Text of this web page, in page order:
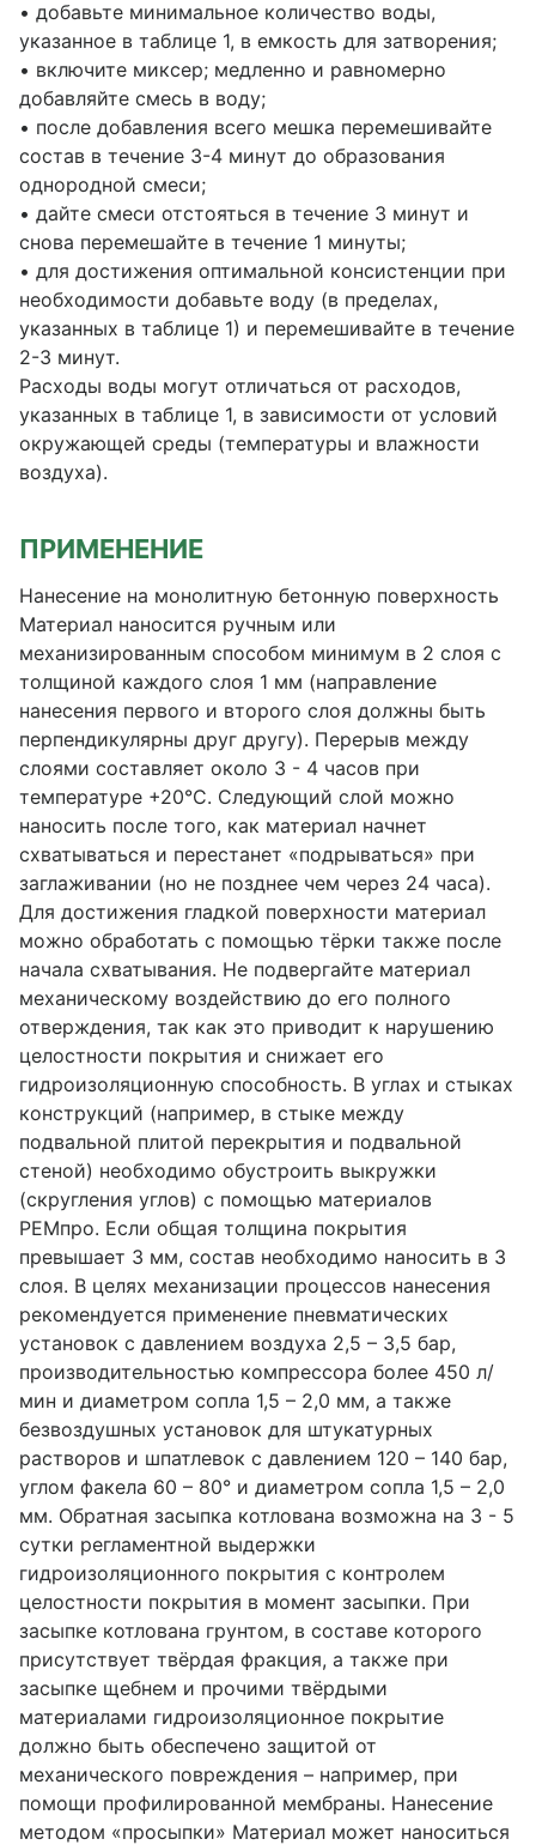
• добавьте минимальное количество воды,
указанное в таблице 1, в емкость для затворения;
• включите миксер; медленно и равномерно
добавляйте смесь в воду;
• после добавления всего мешка перемешивайте
состав в течение 3-4 минут до образования
однородной смеси;
• дайте смеси отстояться в течение 3 минут и
снова перемешайте в течение 1 минуты;
• для достижения оптимальной консистенции при
необходимости добавьте воду (в пределах,
указанных в таблице 1) и перемешивайте в течение
2-3 минут.
Расходы воды могут отличаться от расходов,
указанных в таблице 1, в зависимости от условий
окружающей среды (температуры и влажности
воздуха).
ПРИМЕНЕНИЕ
Нанесение на монолитную бетонную поверхность
Материал наносится ручным или
механизированным способом минимум в 2 слоя с
толщиной каждого слоя 1 мм (направление
нанесения первого и второго слоя должны быть
перпендикулярны друг другу). Перерыв между
слоями составляет около 3 - 4 часов при
температуре +20°С. Следующий слой можно
наносить после того, как материал начнет
схватываться и перестанет «подрываться» при
заглаживании (но не позднее чем через 24 часа).
Для достижения гладкой поверхности материал
можно обработать с помощью тёрки также после
начала схватывания. Не подвергайте материал
механическому воздействию до его полного
отверждения, так как это приводит к нарушению
целостности покрытия и снижает его
гидроизоляционную способность. В углах и стыках
конструкций (например, в стыке между
подвальной плитой перекрытия и подвальной
стеной) необходимо обустроить выкружки
(скругления углов) с помощью материалов
РЕМпро. Если общая толщина покрытия
превышает 3 мм, состав необходимо наносить в 3
слоя. В целях механизации процессов нанесения
рекомендуется применение пневматических
установок с давлением воздуха 2,5 – 3,5 бар,
производительностью компрессора более 450 л/
мин и диаметром сопла 1,5 – 2,0 мм, а также
безвоздушных установок для штукатурных
растворов и шпатлевок с давлением 120 – 140 бар,
углом факела 60 – 80° и диаметром сопла 1,5 – 2,0
мм. Обратная засыпка котлована возможна на 3 - 5
сутки регламентной выдержки
гидроизоляционного покрытия с контролем
целостности покрытия в момент засыпки. При
засыпке котлована грунтом, в составе которого
присутствует твёрдая фракция, а также при
засыпке щебнем и прочими твёрдыми
материалами гидроизоляционное покрытие
должно быть обеспечено защитой от
механического повреждения – например, при
помощи профилированной мембраны. Нанесение
методом «просыпки» Материал может наноситься